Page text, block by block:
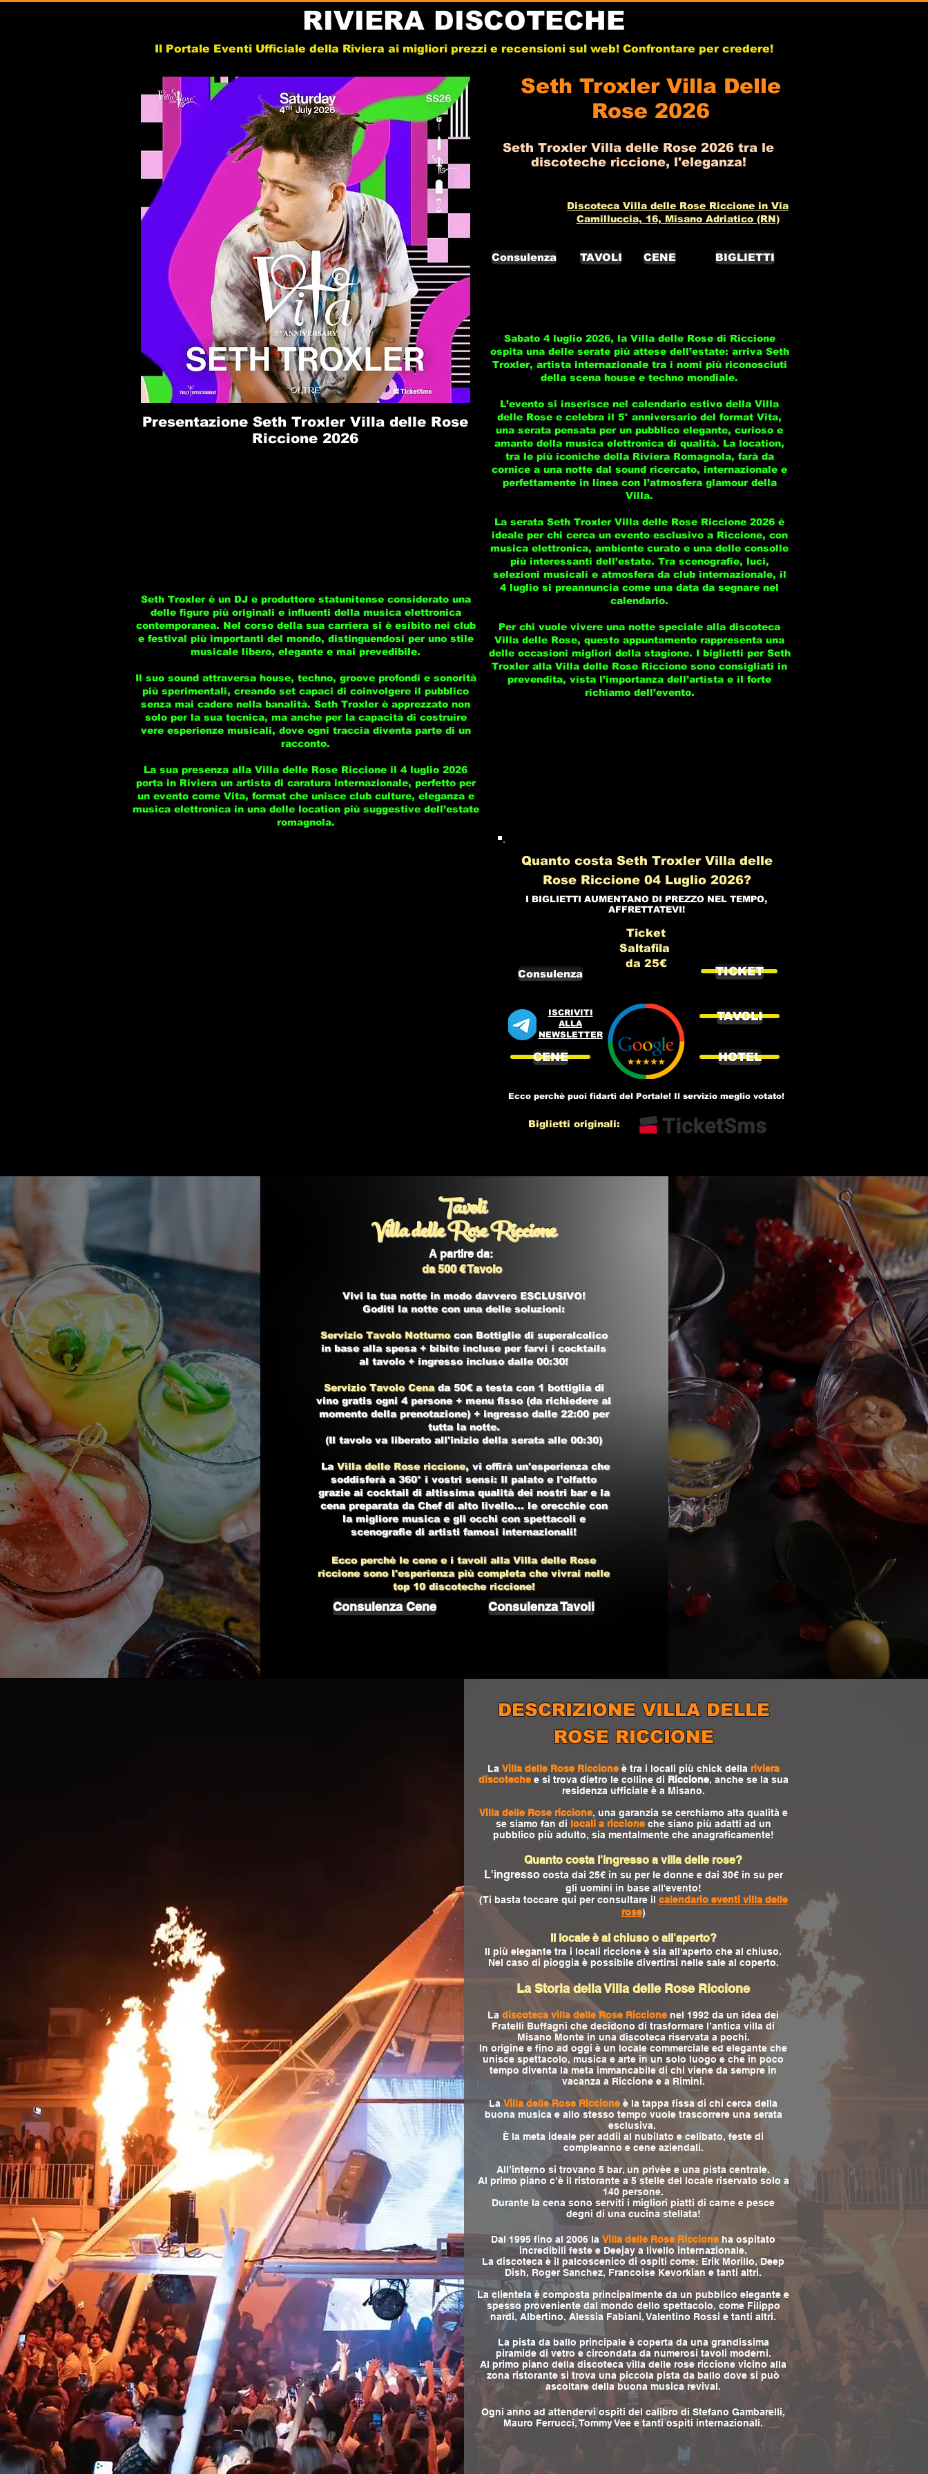
RIVIERA DISCOTECHE
Il Portale Eventi Ufficiale della Riviera ai migliori prezzi e recensioni sul web! Confrontare per credere!
Seth Troxler Villa Delle
Rose 2026
Seth Troxler Villa delle Rose 2026 tra le
discoteche riccione, l'eleganza!
Discoteca Villa delle Rose Riccione in Via
Camilluccia, 16, Misano Adriatico (RN)
BIGLIETTI
TAVOLI
Consulenza
Sabato 4 luglio 2026, la Villa delle Rose di Riccione
ospita una delle serate più attese dell’estate: arriva Seth
Troxler, artista internazionale tra i nomi più riconosciuti
della scena house e techno mondiale.
L’evento si inserisce nel calendario estivo della Villa
delle Rose e celebra il 5° anniversario del format Vita,
una serata pensata per un pubblico elegante, curioso e
amante della musica elettronica di qualità. La location,
tra le più iconiche della Riviera Romagnola, farà da
cornice a una notte dal sound ricercato, internazionale e
perfettamente in linea con l’atmosfera glamour della
Villa.
La serata Seth Troxler Villa delle Rose Riccione 2026 è
ideale per chi cerca un evento esclusivo a Riccione, con
musica elettronica, ambiente curato e una delle consolle
più interessanti dell’estate. Tra scenografie, luci,
selezioni musicali e atmosfera da club internazionale, il
4 luglio si preannuncia come una data da segnare nel
calendario.
Per chi vuole vivere una notte speciale alla discoteca
Villa delle Rose, questo appuntamento rappresenta una
delle occasioni migliori della stagione. I biglietti per Seth
Troxler alla Villa delle Rose Riccione sono consigliati in
prevendita, vista l’importanza dell’artista e il forte
richiamo dell’evento.
Presentazione Seth Troxler Villa delle Rose
Riccione 2026
Seth Troxler è un DJ e produttore statunitense considerato una
delle figure più originali e influenti della musica elettronica
contemporanea. Nel corso della sua carriera si è esibito nei club
e festival più importanti del mondo, distinguendosi per uno stile
musicale libero, elegante e mai prevedibile.
Il suo sound attraversa house, techno, groove profondi e sonorità
più sperimentali, creando set capaci di coinvolgere il pubblico
senza mai cadere nella banalità. Seth Troxler è apprezzato non
solo per la sua tecnica, ma anche per la capacità di costruire
vere esperienze musicali, dove ogni traccia diventa parte di un
racconto.
La sua presenza alla Villa delle Rose Riccione il 4 luglio 2026
porta in Riviera un artista di caratura internazionale, perfetto per
un evento come Vita, format che unisce club culture, eleganza e
musica elettronica in una delle location più suggestive dell’estate
romagnola.
CENE
Quanto costa Seth Troxler Villa delle
Rose Riccione 04 Luglio 2026?
I BIGLIETTI AUMENTANO DI PREZZO NEL TEMPO,
AFFRETTATEVI!
Ticket
Saltafila
da 25€
Consulenza
ISCRIVITI
ALLA
NEWSLETTER
CENE
TICKET
TAVOLI
HOTEL
Ecco perchè puoi fidarti del Portale! Il servizio meglio votato!
Biglietti originali:
Tavoli
Villa delle Rose Riccione
A partire da:
da 500 € Tavolo
Vivi la tua notte in modo davvero ESCLUSIVO!
Goditi la notte con una delle soluzioni:
Servizio Tavolo Notturnocon Bottiglie di superalcolico
in base alla spesa + bibite incluse per farvi i cocktails
al tavolo + ingresso incluso dalle 00:30!
Servizio Tavolo Cenada 50€ a testa con 1 bottiglia di
vino gratis ogni 4 persone + menu fisso (da richiedere al
momento della prenotazione) + ingresso dalle 22:00 per
tutta la notte.
(Il tavolo va liberato all'inizio della serata alle 00:30)
LaVilla delle Rose riccione, vi offirà un'esperienza che
soddisferà a 360° i vostri sensi: Il palato e l'olfatto
grazie ai cocktail di altissima qualità dei nostri bar e la
cena preparata da Chef di alto livello... le orecchie con
la migliore musica e gli occhi con spettacoli e
scenografie di artisti famosi internazionali!
Ecco perchè le cene e i tavoli allaVilla delle Rose
riccionesono l'esperienza più completa che vivrai nelle
top 10 discoteche riccione!
Consulenza Cene Consulenza Tavoli
DESCRIZIONE VILLA DELLE
ROSE RICCIONE
La Villa delle Rose Riccioneè tra i locali più chick della riviera
discotechee si trova dietro le colline di Riccione, anche se la sua
residenza ufficiale è a Misano.
Villa delle Rose riccione, una garanzia se cerchiamo alta qualità e
se siamo fan di locali a riccioneche siano più adatti ad un
pubblico più adulto, sia mentalmente che anagraficamente!
Quanto costa l'ingresso a villa delle rose?
L'ingresso costa dai 25€ in su per le donne e dai 30€ in su per
gli uomini in base all'evento!
(Ti basta toccare qui per consultare il calendario eventi villa delle
rose)
Il locale è al chiuso o all'aperto?
Il più elegante tra i locali riccione è sia all'aperto che al chiuso.
Nel caso di pioggia è possibile divertirsi nelle sale al coperto.
La Storia della Villa delle Rose Riccione
La discoteca villa delle Rose Riccione nel 1992 da un idea dei
Fratelli Buffagni che decidono di trasformare l’antica villa di
Misano Monte in una discoteca riservata a pochi.
In origine e fino ad oggi è un locale commerciale ed elegante che
unisce spettacolo, musica e arte in un solo luogo e che in poco
tempo diventa la meta immancabile di chi viene da sempre in
vacanza a Riccione e a Rimini.
LaVilla delle Rose Riccione è la tappa fissa di chi cerca della
buona musica e allo stesso tempo vuole trascorrere una serata
esclusiva.
È la meta ideale per addii al nubilato e celibato, feste di
compleanno e cene aziendali.
All’interno si trovano 5 bar, un privèe e una pista centrale.
Al primo piano c’è il ristorante a 5 stelle del locale riservato solo a
140 persone.
Durante la cena sono serviti i migliori piatti di carne e pesce
degni di una cucina stellata!
Dal 1995 fino al 2006 la Villa delle Rose Riccione ha ospitato
incredibili feste e Deejay a livello internazionale.
La discoteca è il palcoscenico di ospiti come: Erik Morillo, Deep
Dish, Roger Sanchez, Francoise Kevorkian e tanti altri.
La clientela è composta principalmente da un pubblico elegante e
spesso proveniente dal mondo dello spettacolo, come Filippo
nardi, Albertino, Alessia Fabiani, Valentino Rossi e tanti altri.
La pista da ballo principale è coperta da una grandissima
piramide di vetro e circondata da numerosi tavoli moderni.
Al primo piano della discoteca villa delle rose riccione vicino alla
zona ristorante si trova una piccola pista da ballo dove si può
ascoltare della buona musica revival.
Ogni anno ad attendervi ospiti del calibro di Stefano Gambarelli,
Mauro Ferrucci, Tommy Vee e tanti ospiti internazionali.